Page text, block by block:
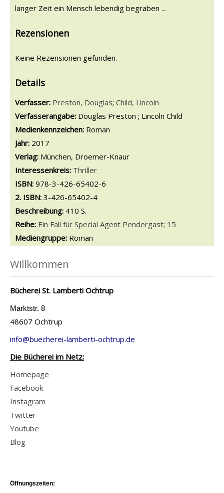
langer Zeit ein Mensch lebendig begraben ...
Rezensionen
Keine Rezensionen gefunden.
Details
Verfasser: Suche nach diesem Verfasser
Preston, Douglas; Child, Lincoln
Verfasserangabe: Douglas Preston ; Lincoln Child
Medienkennzeichen: Roman
Jahr: 2017
Verlag: München, Droemer-Knaur
opens in new tab
Diesen Link in neuem Tab öffnen
Suche nach dieser Systematik
Interessenkreis: Suche nach diesem Interessenskreis
Thriller
ISBN: 978-3-426-65402-6
2. ISBN: 3-426-65402-4
Beschreibung: 410 S.
Reihe: Ein Fall für Special Agent Pendergast; 15
Suche nach dieser Beteiligten Person
Mediengruppe: Roman
Willkommen
Bücherei St. Lamberti Ochtrup
Marktstr. 8
48607 Ochtrup
info@buecherei-lamberti-ochtrup.de
Die Bücherei im Netz:
Homepage
Facebook
Instagram
Twitter
Youtube
Blog
Öffnungszeiten: